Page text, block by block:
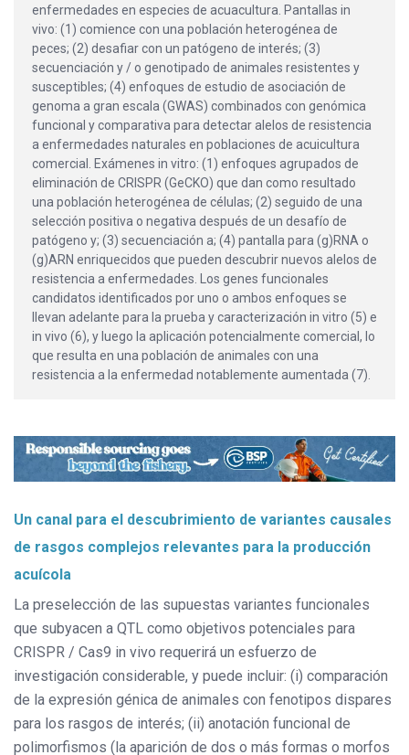
enfermedades en especies de acuacultura. Pantallas in
vivo: (1) comience con una población heterogénea de
peces; (2) desafiar con un patógeno de interés; (3)
secuenciación y / o genotipado de animales resistentes y
susceptibles; (4) enfoques de estudio de asociación de
genoma a gran escala (GWAS) combinados con genómica
funcional y comparativa para detectar alelos de resistencia
a enfermedades naturales en poblaciones de acuicultura
comercial. Exámenes in vitro: (1) enfoques agrupados de
eliminación de CRISPR (GeCKO) que dan como resultado
una población heterogénea de células; (2) seguido de una
selección positiva o negativa después de un desafío de
patógeno y; (3) secuenciación a; (4) pantalla para (g)RNA o
(g)ARN enriquecidos que pueden descubrir nuevos alelos de
resistencia a enfermedades. Los genes funcionales
candidatos identificados por uno o ambos enfoques se
llevan adelante para la prueba y caracterización in vitro (5) e
in vivo (6), y luego la aplicación potencialmente comercial, lo
que resulta en una población de animales con una
resistencia a la enfermedad notablemente aumentada (7).
Un canal para el descubrimiento de variantes causales
de rasgos complejos relevantes para la producción
acuícola
La preselección de las supuestas variantes funcionales
que subyacen a QTL como objetivos potenciales para
CRISPR / Cas9 in vivo requerirá un esfuerzo de
investigación considerable, y puede incluir: (i) comparación
de la expresión génica de animales con fenotipos dispares
para los rasgos de interés; (ii) anotación funcional de
polimorfismos (la aparición de dos o más formas o morfos